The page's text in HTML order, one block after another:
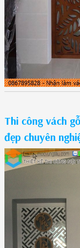
Thi công vách
đẹp chuyên